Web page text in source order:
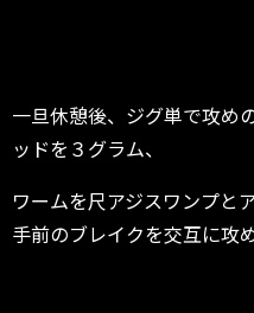
一旦休憩後、ジグ単で攻め
ッドを３グラム、
ワームを尺アジスワンプと
手前のブレイクを交互に攻